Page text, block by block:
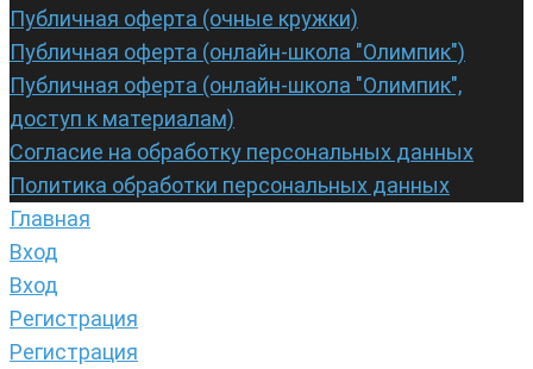
Публичная оферта (очные кружки)
Публичная оферта (онлайн-школа "Олимпик")
Публичная оферта (онлайн-школа "Олимпик",
доступ к материалам)
Согласие на обработку персональных данных
Политика обработки персональных данных
Главная
Вход
Вход
Регистрация
Регистрация